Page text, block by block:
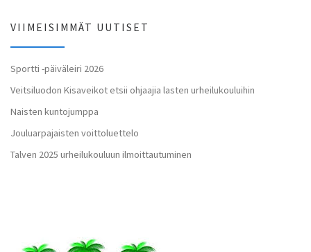
VIIMEISIMMÄT UUTISET
Sportti -päiväleiri 2026
Veitsiluodon Kisaveikot etsii ohjaajia lasten urheilukouluihin
Naisten kuntojumppa
Jouluarpajaisten voittoluettelo
Talven 2025 urheilukouluun ilmoittautuminen